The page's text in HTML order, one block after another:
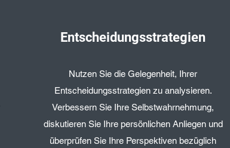
Entscheidungsstrategien
Nutzen Sie die Gelegenheit, Ihrer
Entscheidungsstrategien zu analysieren.
Verbessern Sie Ihre Selbstwahrnehmung,
diskutieren Sie Ihre persönlichen Anliegen und
überprüfen Sie Ihre Perspektiven bezüglich